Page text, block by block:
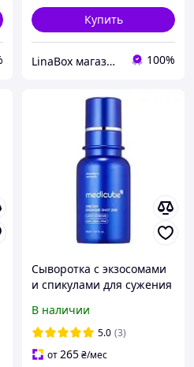
Купить
LinaBox магазин косметики 100%
Сыворотка с экзосомами
и спикулами для сужения
Day Exosome Shot Pore
Ampoule 2000
В наличии
5.0 (3)
от265₴/мес